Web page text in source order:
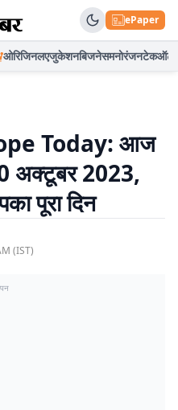
ePaper
ओरिजिनलएजुकेशनबिजनेसमनोरंजनटेकऑटो
Today: आज
अक्टूबर 2023,
पूरा दिन
(IST)